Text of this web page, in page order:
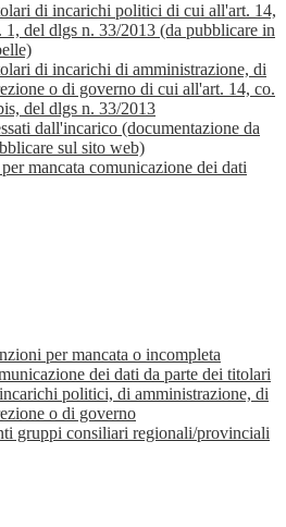
di incarichi politici di cui all'art. 14,
1, del dlgs n. 33/2013 (da pubblicare in
di incarichi di amministrazione, di
o di governo di cui all'art. 14, co.
del dlgs n. 33/2013
dall'incarico (documentazione da
sul sito web)
mancata comunicazione dei dati
per mancata o incompleta
dei dati da parte dei titolari
politici, di amministrazione, di
o di governo
gruppi consiliari regionali/provinciali